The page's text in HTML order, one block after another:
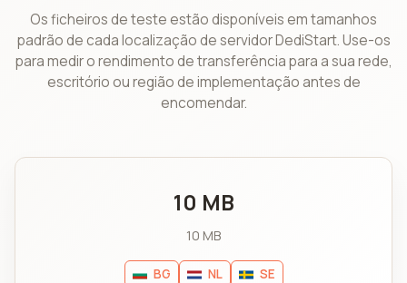
Os ficheiros de teste estão disponíveis em tamanhos
padrão de cada localização de servidor DediStart. Use-os
para medir o rendimento de transferência para a sua rede,
escritório ou região de implementação antes de
encomendar.
10 MB
10 MB
BG NL SE